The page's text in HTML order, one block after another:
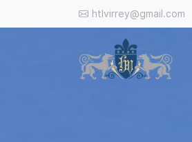
htlvirrey@gmail.com